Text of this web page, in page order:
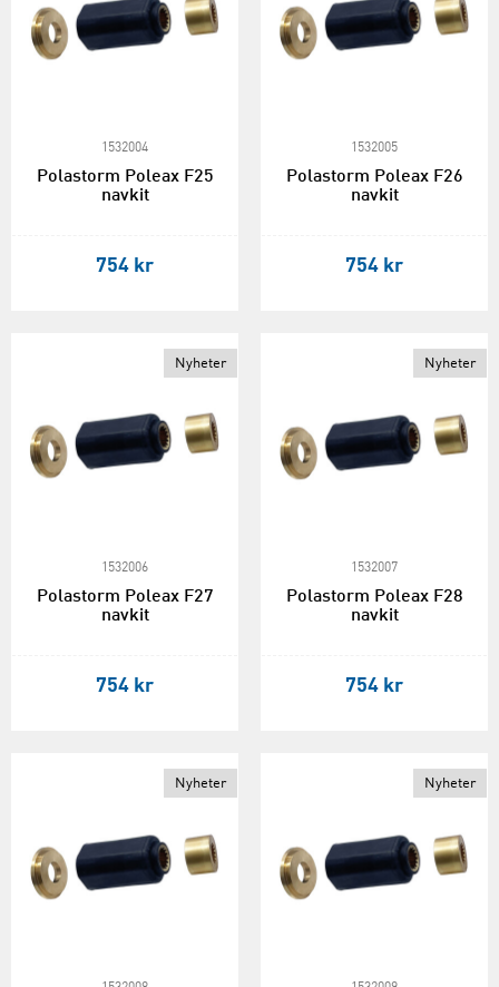
1532004
Polastorm Poleax F25
navkit
754 kr
1532005
Polastorm Poleax F26
navkit
754 kr
Nyheter
1532006
Polastorm Poleax F27
navkit
754 kr
Nyheter
1532007
Polastorm Poleax F28
navkit
754 kr
Nyheter Nyheter